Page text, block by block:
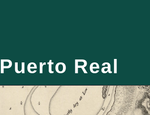
Puerto Real